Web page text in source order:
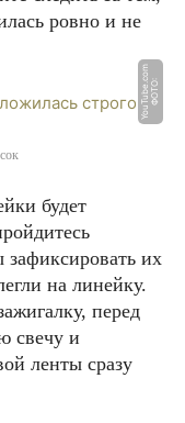
ровно и не
Ф
О
Т
О:
Y
o
u
T
u
b
e.
c
o
m
будет
зафиксировать их
на линейку.
перед
свечу и
ленты сразу